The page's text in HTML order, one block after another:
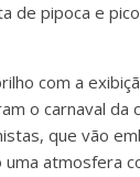
de pipoca e
com a
o carnaval da
que vão
atmosfera